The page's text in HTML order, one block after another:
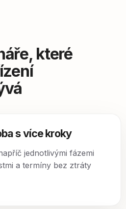
které
s více kroky
jednotlivými fázemi
a termíny bez ztráty